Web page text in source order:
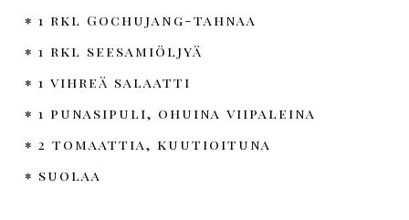
1 rkl Gochujang-tahnaa
1 rkl seesamiöljyä
1 vihreä salaatti
1 punasipuli, ohuina viipaleina
2 tomaattia, kuutioituna
suolaa